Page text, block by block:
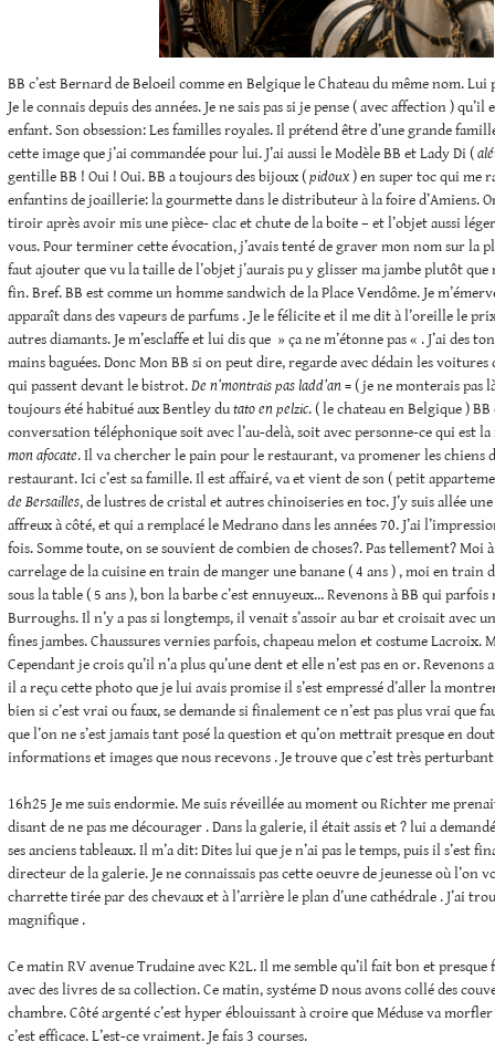
BB c’est Bernard de Beloeil comme en Belgique le Chateau du même nom.
Je le connais depuis des années. Je ne sais pas si je pense ( avec affection )
enfant. Son obsession: Les familles royales. Il prétend être d’une grande
cette image que j’ai commandée pour lui. J’ai aussi le Modèle BB et Lady Di (
gentille BB ! Oui ! Oui. BB a toujours des bijoux (pidoux ) en super toc qui me
enfantins de joaillerie: la gourmette dans le distributeur à la foire d’Amiens.
tiroir après avoir mis une pièce- clac et chute de la boite – et l’objet aussi
vous. Pour terminer cette évocation, j’avais tenté de graver mon nom sur la
faut ajouter que vu la taille de l’objet j’aurais pu y glisser ma jambe plutôt
fin. Bref. BB est comme un homme sandwich de la Place Vendôme. Je
apparaît dans des vapeurs de parfums . Je le félicite et il me dit à l’oreille le
autres diamants. Je m’esclaffe et lui dis que » ça ne m’étonne pas « . J’ai des
mains baguées. Donc Mon BB si on peut dire, regarde avec dédain les
qui passent devant le bistrot.De n’montrais pas ladd’an= ( je ne monterais pas
toujours été habitué aux Bentley dutatoen pelzic. ( le chateau en Belgique )
conversation téléphonique soit avec l’au-delà, soit avec personne-ce qui est
mon afocate. Il va chercher le pain pour le restaurant, va promener les chiens
restaurant. Ici c’est sa famille. Il est affairé, va et vient de son ( petit
de Bersailles, de lustres de cristal et autres chinoiseries en toc. J’y suis allée
affreux à côté, et qui a remplacé le Medrano dans les années 70. J’ai
fois. Somme toute, on se souvient de combien de choses?. Pas tellement? Moi
carrelage de la cuisine en train de manger une banane ( 4 ans ) , moi en train
sous la table ( 5 ans ), bon la barbe c’est ennuyeux… Revenons à BB qui
Burroughs. Il n’y a pas si longtemps, il venait s’assoir au bar et croisait avec
fines jambes. Chaussures vernies parfois, chapeau melon et costume Lacroix.
Cependant je crois qu’il n’a plus qu’une dent et elle n’est pas en or. Revenons
il a reçu cette photo que je lui avais promise il s’est empressé d’aller la
bien si c’est vrai ou faux, se demande si finalement ce n’est pas plus vrai que
que l’on ne s’est jamais tant posé la question et qu’on mettrait presque en
informations et images que nous recevons . Je trouve que c’est très
16h25 Je me suis endormie. Me suis réveillée au moment ou Richter me
disant de ne pas me décourager . Dans la galerie, il était assis et ? lui a
ses anciens tableaux. Il m’a dit: Dites lui que je n’ai pas le temps, puis il s’est
directeur de la galerie. Je ne connaissais pas cette oeuvre de jeunesse où l’on
charrette tirée par des chevaux et à l’arrière le plan d’une cathédrale . J’ai
magnifique .
Ce matin RV avenue Trudaine avec K2L. Il me semble qu’il fait bon et presque
avec des livres de sa collection. Ce matin, systéme D nous avons collé des
chambre. Côté argenté c’est hyper éblouissant à croire que Méduse va
c’est efficace. L’est-ce vraiment. Je fais 3 courses.